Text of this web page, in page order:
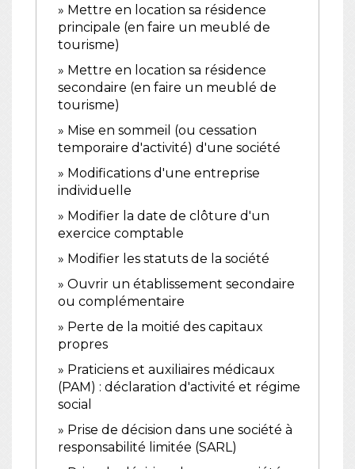
Mettre en location sa résidence
principale (en faire un meublé de
tourisme)
Mettre en location sa résidence
secondaire (en faire un meublé de
tourisme)
Mise en sommeil (ou cessation
temporaire d'activité) d'une société
Modifications d'une entreprise
individuelle
Modifier la date de clôture d'un
exercice comptable
Modifier les statuts de la société
Ouvrir un établissement secondaire
ou complémentaire
Perte de la moitié des capitaux
propres
Praticiens et auxiliaires médicaux
(PAM) : déclaration d'activité et régime
social
Prise de décision dans une société à
responsabilité limitée (SARL)